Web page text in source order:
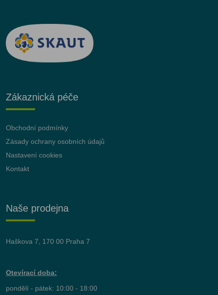
Zákaznická péče
Obchodní podmínky
Zásady ochrany osobních údajů
Nastavení cookies
Kontakt
Naše prodejna
Haškova 7, 170 00 Praha 7
Otevírací doba:
pondělí - pátek: 10:00 - 18:00